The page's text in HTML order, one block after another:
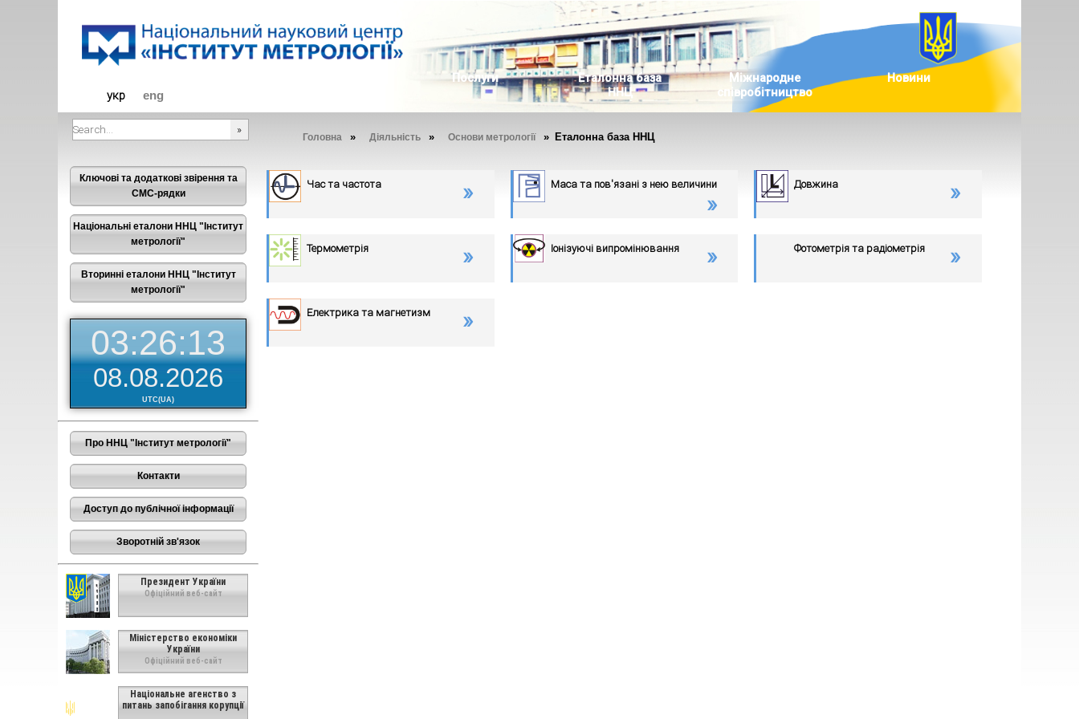
укр eng
Послуги
Еталонна база
ННЦ
Міжнародне
співробітництво
Новини
Головна » Діяльність » Основи метрології » Еталонна база ННЦ
Ключові та додаткові звірення та
СМС-рядки
Національні еталони ННЦ "Інститут
метрології"
Вторинні еталони ННЦ "Інститут
метрології"
03:26:14
08.08.2026
UTC(UA)
Про ННЦ "Інститут метрології"
Контакти
Доступ до публічної інформації
Зворотній зв'язок
Президент України
Офіційний веб-сайт
Міністерство економіки
України
Офіційний веб-сайт
Національне агенство з
питань запобігання корупції
Час та частота Маса та пов'язані з нею величини Довжина
Термометрія Іонізуючі випромінювання Фотометрія та радіометрія
Електрика та магнетизм